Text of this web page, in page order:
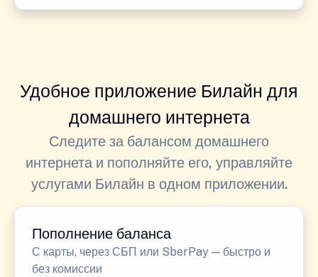
Удобное приложение Билайн для
домашнего интернета
Следите за балансом домашнего
интернета и пополняйте его, управляйте
услугами Билайн в одном приложении.
Пополнение баланса
С карты, через СБП или SberPay — быстро и
без комиссии